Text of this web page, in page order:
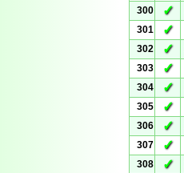
300
✓
301
✓
302
✓
303
✓
304
✓
305
✓
306
✓
307
✓
308
✓